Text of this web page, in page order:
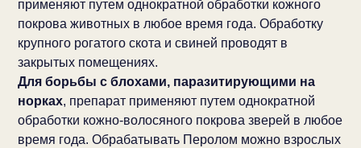
применяют путем однократной обработки кожного
покрова животных в любое время года. Обработку
крупного рогатого скота и свиней проводят в
закрытых помещениях.
Для борьбы с блохами, паразитирующими на
норках, препарат применяют путем однократной
обработки кожно-волосяного покрова зверей в любое
время года. Обрабатывать Перолом можно взрослых